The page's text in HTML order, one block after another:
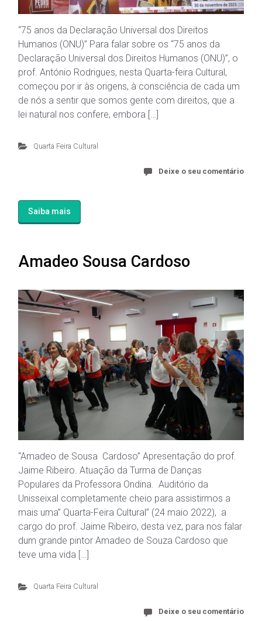
“75 anos da Declaração Universal dos Direitos
Humanos (ONU)” Para falar sobre os “75 anos da
Declaração Universal dos Direitos Humanos (ONU)”, o
prof. António Rodrigues, nesta Quarta-feira Cultural,
começou por ir às origens, à consciência de cada um
de nós a sentir que somos gente com direitos, que a
lei natural nos confere, embora […]
Quarta Feira Cultural
Deixe o seu comentário
Saiba mais
Amadeo Sousa Cardoso
“Amadeo de Sousa Cardoso” Apresentação do prof.
Jaime Ribeiro. Atuação da Turma de Danças
Populares da Professora Ondina. Auditório da
Unisseixal completamente cheio para assistirmos a
mais uma” Quarta-Feira Cultural” (24 maio 2022), a
cargo do prof. Jaime Ribeiro, desta vez, para nos falar
dum grande pintor Amadeo de Souza Cardoso que
teve uma vida […]
Quarta Feira Cultural
Deixe o seu comentário